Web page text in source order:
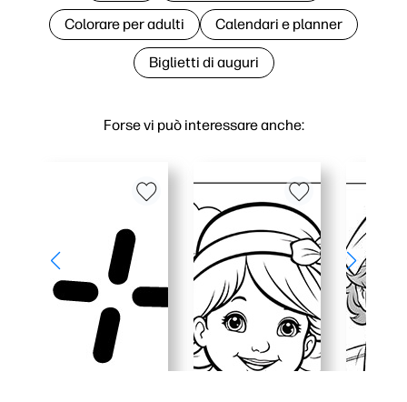
Forse vi può interessare anche:
Colorare per adulti Calendari e planner
Biglietti di auguri